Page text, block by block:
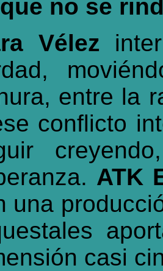
que no se
Vélez
entre la
conflicto
ATK
una
casi